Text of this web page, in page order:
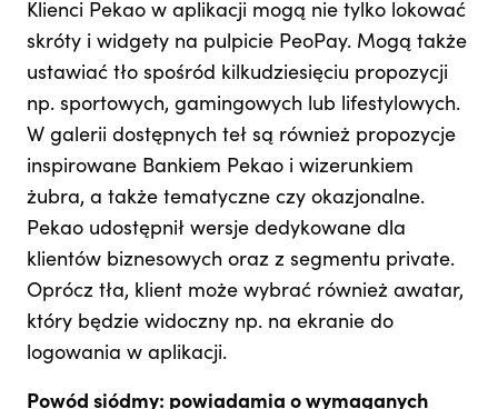
Klienci Pekao w aplikacji mogą nie tylko lokować
skróty i widgety na pulpicie PeoPay. Mogą także
ustawiać tło spośród kilkudziesięciu propozycji
np. sportowych, gamingowych lub lifestylowych.
W galerii dostępnych teł są również propozycje
inspirowane Bankiem Pekao i wizerunkiem
żubra, a także tematyczne czy okazjonalne.
Pekao udostępnił wersje dedykowane dla
klientów biznesowych oraz z segmentu private.
Oprócz tła, klient może wybrać również awatar,
który będzie widoczny np. na ekranie do
logowania w aplikacji.
Powód siódmy: powiadamia o wymaganych